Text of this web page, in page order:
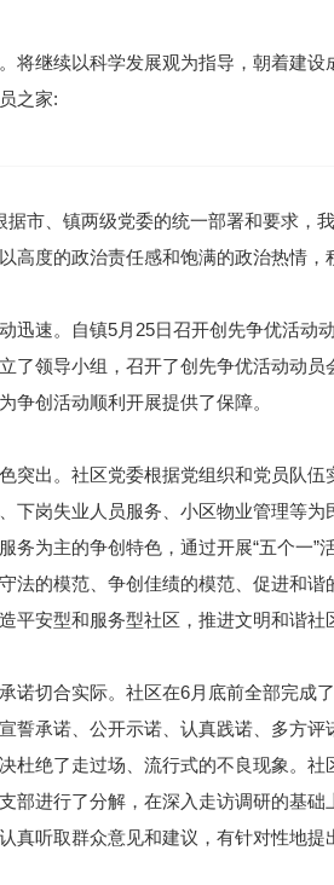
将继续以科学发展观为指导，朝着建
之家:
据市、镇两级党委的统一部署和要求，
高度的政治责任感和饱满的政治热情，
迅速。自镇5月25日召开创先争优活动
了领导小组，召开了创先争优活动动
争创活动顺利开展提供了保障。
突出。社区党委根据党组织和党员队
下岗失业人员服务、小区物业管理等
务为主的争创特色，通过开展“五个一
法的模范、争创佳绩的模范、促进和
平安型和服务型社区，推进文明和谐社
诺切合实际。社区在6月底前全部完成
誓承诺、公开示诺、认真践诺、多方
杜绝了走过场、流行式的不良现象。
部进行了分解，在深入走访调研的基
真听取群众意见和建议，有针对性地提